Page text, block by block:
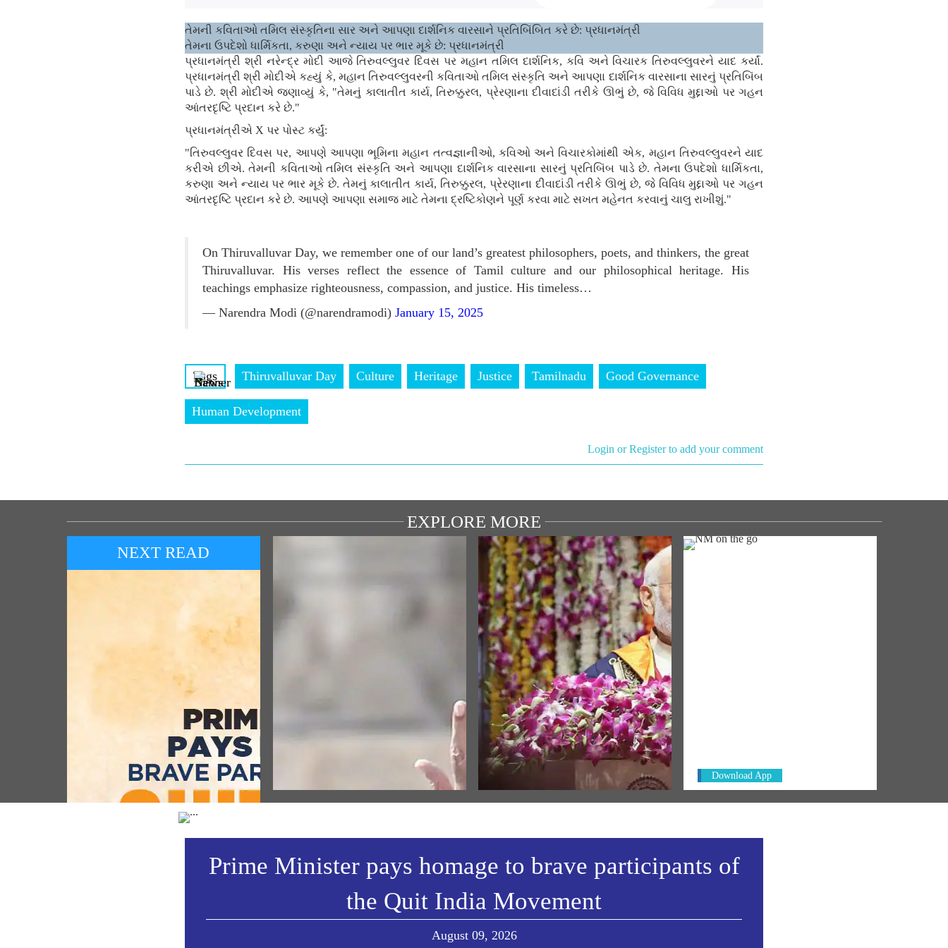
તેમની કવિતાઓ તમિલ સંસ્કૃતિના સાર અને આપણા દાર્શનિક વારસાને પ્રતિબિંબિત કરે છે: પ્રધાનમંત્રી
તેમના ઉપદેશો ધાર્મિકતા, કરુણા અને ન્યાય પર ભાર મૂકે છે: પ્રધાનમંત્રી
પ્રધાનમંત્રી શ્રી નરેન્દ્ર મોદી આજે તિરુવલ્લુવર દિવસ પર મહાન તમિલ દાર્શનિક, કવિ અને વિચારક તિરુવલ્લુવરને યાદ કર્યાં.
પ્રધાનમંત્રી શ્રી મોદીએ કહ્યું કે, મહાન તિરુવલ્લુવરની કવિતાઓ તમિલ સંસ્કૃતિ અને આપણા દાર્શનિક વારસાના સારનું પ્રતિબિંબ
પાડે છે. શ્રી મોદીએ જણાવ્યું કે, "તેમનું કાલાતીત કાર્ય, તિરુક્કુરલ, પ્રેરણાના દીવાદાંડી તરીકે ઊભું છે, જે વિવિધ મુદ્દાઓ પર ગહન
આંતરદૃષ્ટિ પ્રદાન કરે છે."
પ્રધાનમંત્રીએ X પર પોસ્ટ કર્યું:
"તિરુવલ્લુવર દિવસ પર, આપણે આપણા ભૂમિના મહાન તત્વજ્ઞાનીઓ, કવિઓ અને વિચારકોમાંથી એક, મહાન તિરુવલ્લુવરને યાદ
કરીએ છીએ. તેમની કવિતાઓ તમિલ સંસ્કૃતિ અને આપણા દાર્શનિક વારસાના સારનું પ્રતિબિંબ પાડે છે. તેમના ઉપદેશો ધાર્મિકતા,
કરુણા અને ન્યાય પર ભાર મૂકે છે. તેમનું કાલાતીત કાર્ય, તિરુક્કુરલ, પ્રેરણાના દીવાદાંડી તરીકે ઊભું છે, જે વિવિધ મુદ્દાઓ પર ગહન
આંતરદૃષ્ટિ પ્રદાન કરે છે. આપણે આપણા સમાજ માટે તેમના દ્રષ્ટિકોણને પૂર્ણ કરવા માટે સખત મહેનત કરવાનું ચાલુ રાખીશું."
On Thiruvalluvar Day, we remember one of our land’s greatest philosophers, poets, and thinkers, the great
Thiruvalluvar. His verses reflect the essence of Tamil culture and our philosophical heritage. His
teachings emphasize righteousness, compassion, and justice. His timeless…
— Narendra Modi (@narendramodi) January 15, 2025
Tags Thiruvalluvar Day Culture Heritage Justice Tamilnadu Good Governance
Human Development
Login or Register to add your comment
EXPLORE MORE
NEXT READ
Prime Minister pays homage to brave
participants of the Quit India
Movement (August 09, 2026)
ઉત્સવ દરમિયાન પ્રધાનમંત્રીના
MEDIA COVERAGE
‘First in my bloodline’ to ‘life’s not a
leaderboard’: PM Modi’s key
moments from IIT Delhi convocation
2026
Download App
Prime Minister pays homage to brave participants of
the Quit India Movement
August 09, 2026